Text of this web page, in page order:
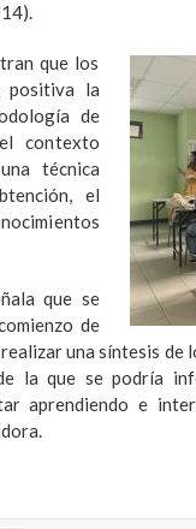
que los
positiva la
de
contexto
técnica
el
que se
de
una síntesis
la que se podría
aprendiendo e